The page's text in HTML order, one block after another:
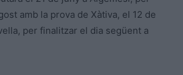
amb la prova de Xàtiva, el 12 de
per finalitzar el dia següent a